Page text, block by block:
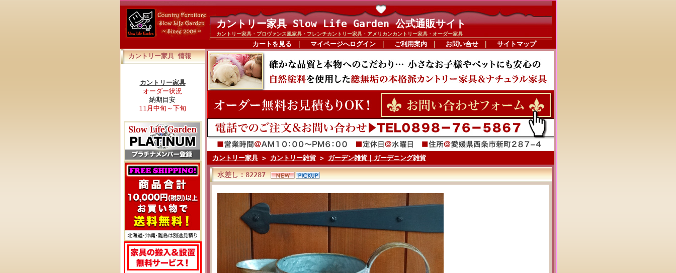
カントリー家具 Slow Life Garden 公式通販サイト
カントリー家具・プロヴァンス風家具・フレンチカントリー家具・アメリカンカントリー家具・オーダー家具
カートを見る マイページへログイン｜ ご利用案内｜ お問い合せ｜
サイトマップ
カントリー家具 情報
カントリー家具
オーダー状況
納期目安
11月中旬～下旬
カントリー家具> カントリー雑貨> ガーデン雑貨｜ガーデニング雑貨
水差し：82287